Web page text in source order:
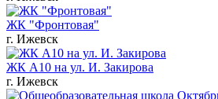
ЖК "Фронтовая"
г. Ижевск
ЖК А10 на ул. И. Закирова
г. Ижевск